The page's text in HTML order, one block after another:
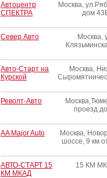
Автоцентр
СПЕКТРА
Москва,
дом
Север Авто
Москва,
Авто-Старт на
Курской
Москва,
Револт-Авто
проезд
AA Major Auto
Москва,
шоссе, 9 км
АВТО-СТАРТ 15
КМ МКАД
15 КМ